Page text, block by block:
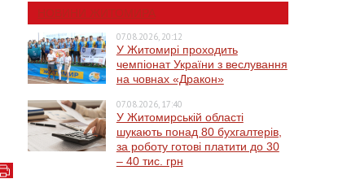
НОВИНИ ЖИТОМИРА
07.08.2026, 20:12
У Житомирі проходить
чемпіонат України з веслування
на човнах «Дракон»
07.08.2026, 17:40
У Житомирській області
шукають понад 80 бухгалтерів,
за роботу готові платити до 30
– 40 тис. грн